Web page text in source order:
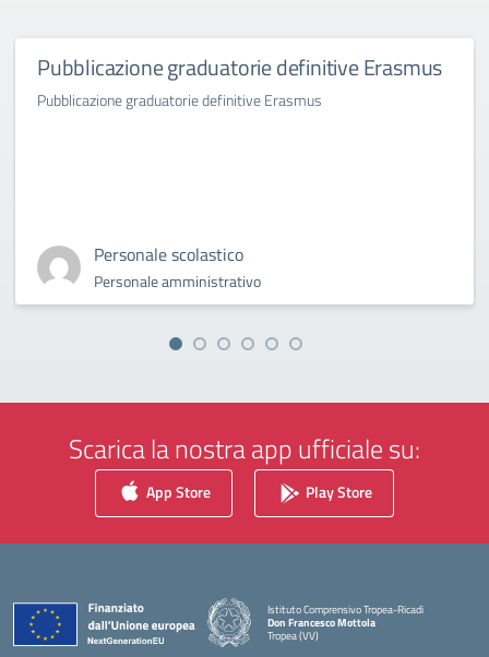
Pubblicazione graduatorie definitive Erasmus
Pubblicazione graduatorie definitive Erasmus
Personale scolastico
Personale amministrativo
Scarica la nostra app ufficiale su:
App Store Play Store
Istituto Comprensivo Tropea-Ricadi
Don Francesco Mottola
Tropea (VV)
— Visita la pagina iniziale della scuola